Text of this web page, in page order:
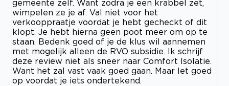
gemeente zelf. Want zodra je een krabbel zet,
wimpelen ze je af. Val niet voor het
verkooppraatje voordat je hebt gecheckt of dit
klopt. Je hebt hierna geen poot meer om op te
staan. Bedenk goed of je de klus wil aannemen
met mogelijk alleen de RVO subsidie. Ik schrijf
deze review niet als sneer naar Comfort Isolatie.
Want het zal vast vaak goed gaan. Maar let goed
op voordat je iets ondertekend.